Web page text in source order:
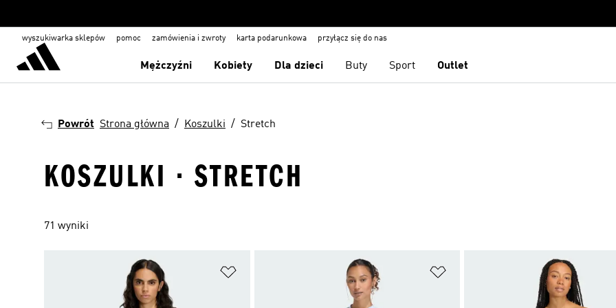
wyszukiwarka sklepów pomoc zamówienia i zwroty karta podarunkowa przyłącz się do nas
Mężczyźni Kobiety Dla dzieci Buty Sport Outlet
Powrót Strona główna Koszulki Stretch
KOSZULKI · STRETCH
71 wyniki
Dodaj do listy życzeń